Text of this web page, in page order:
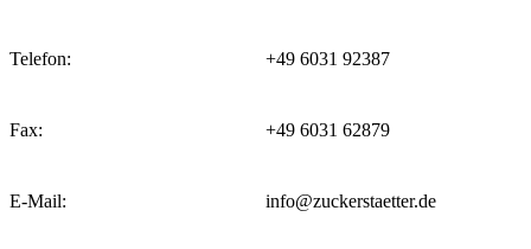
Telefon: +49 6031 92387
Fax: +49 6031 62879
E-Mail: info@zuckerstaetter.de